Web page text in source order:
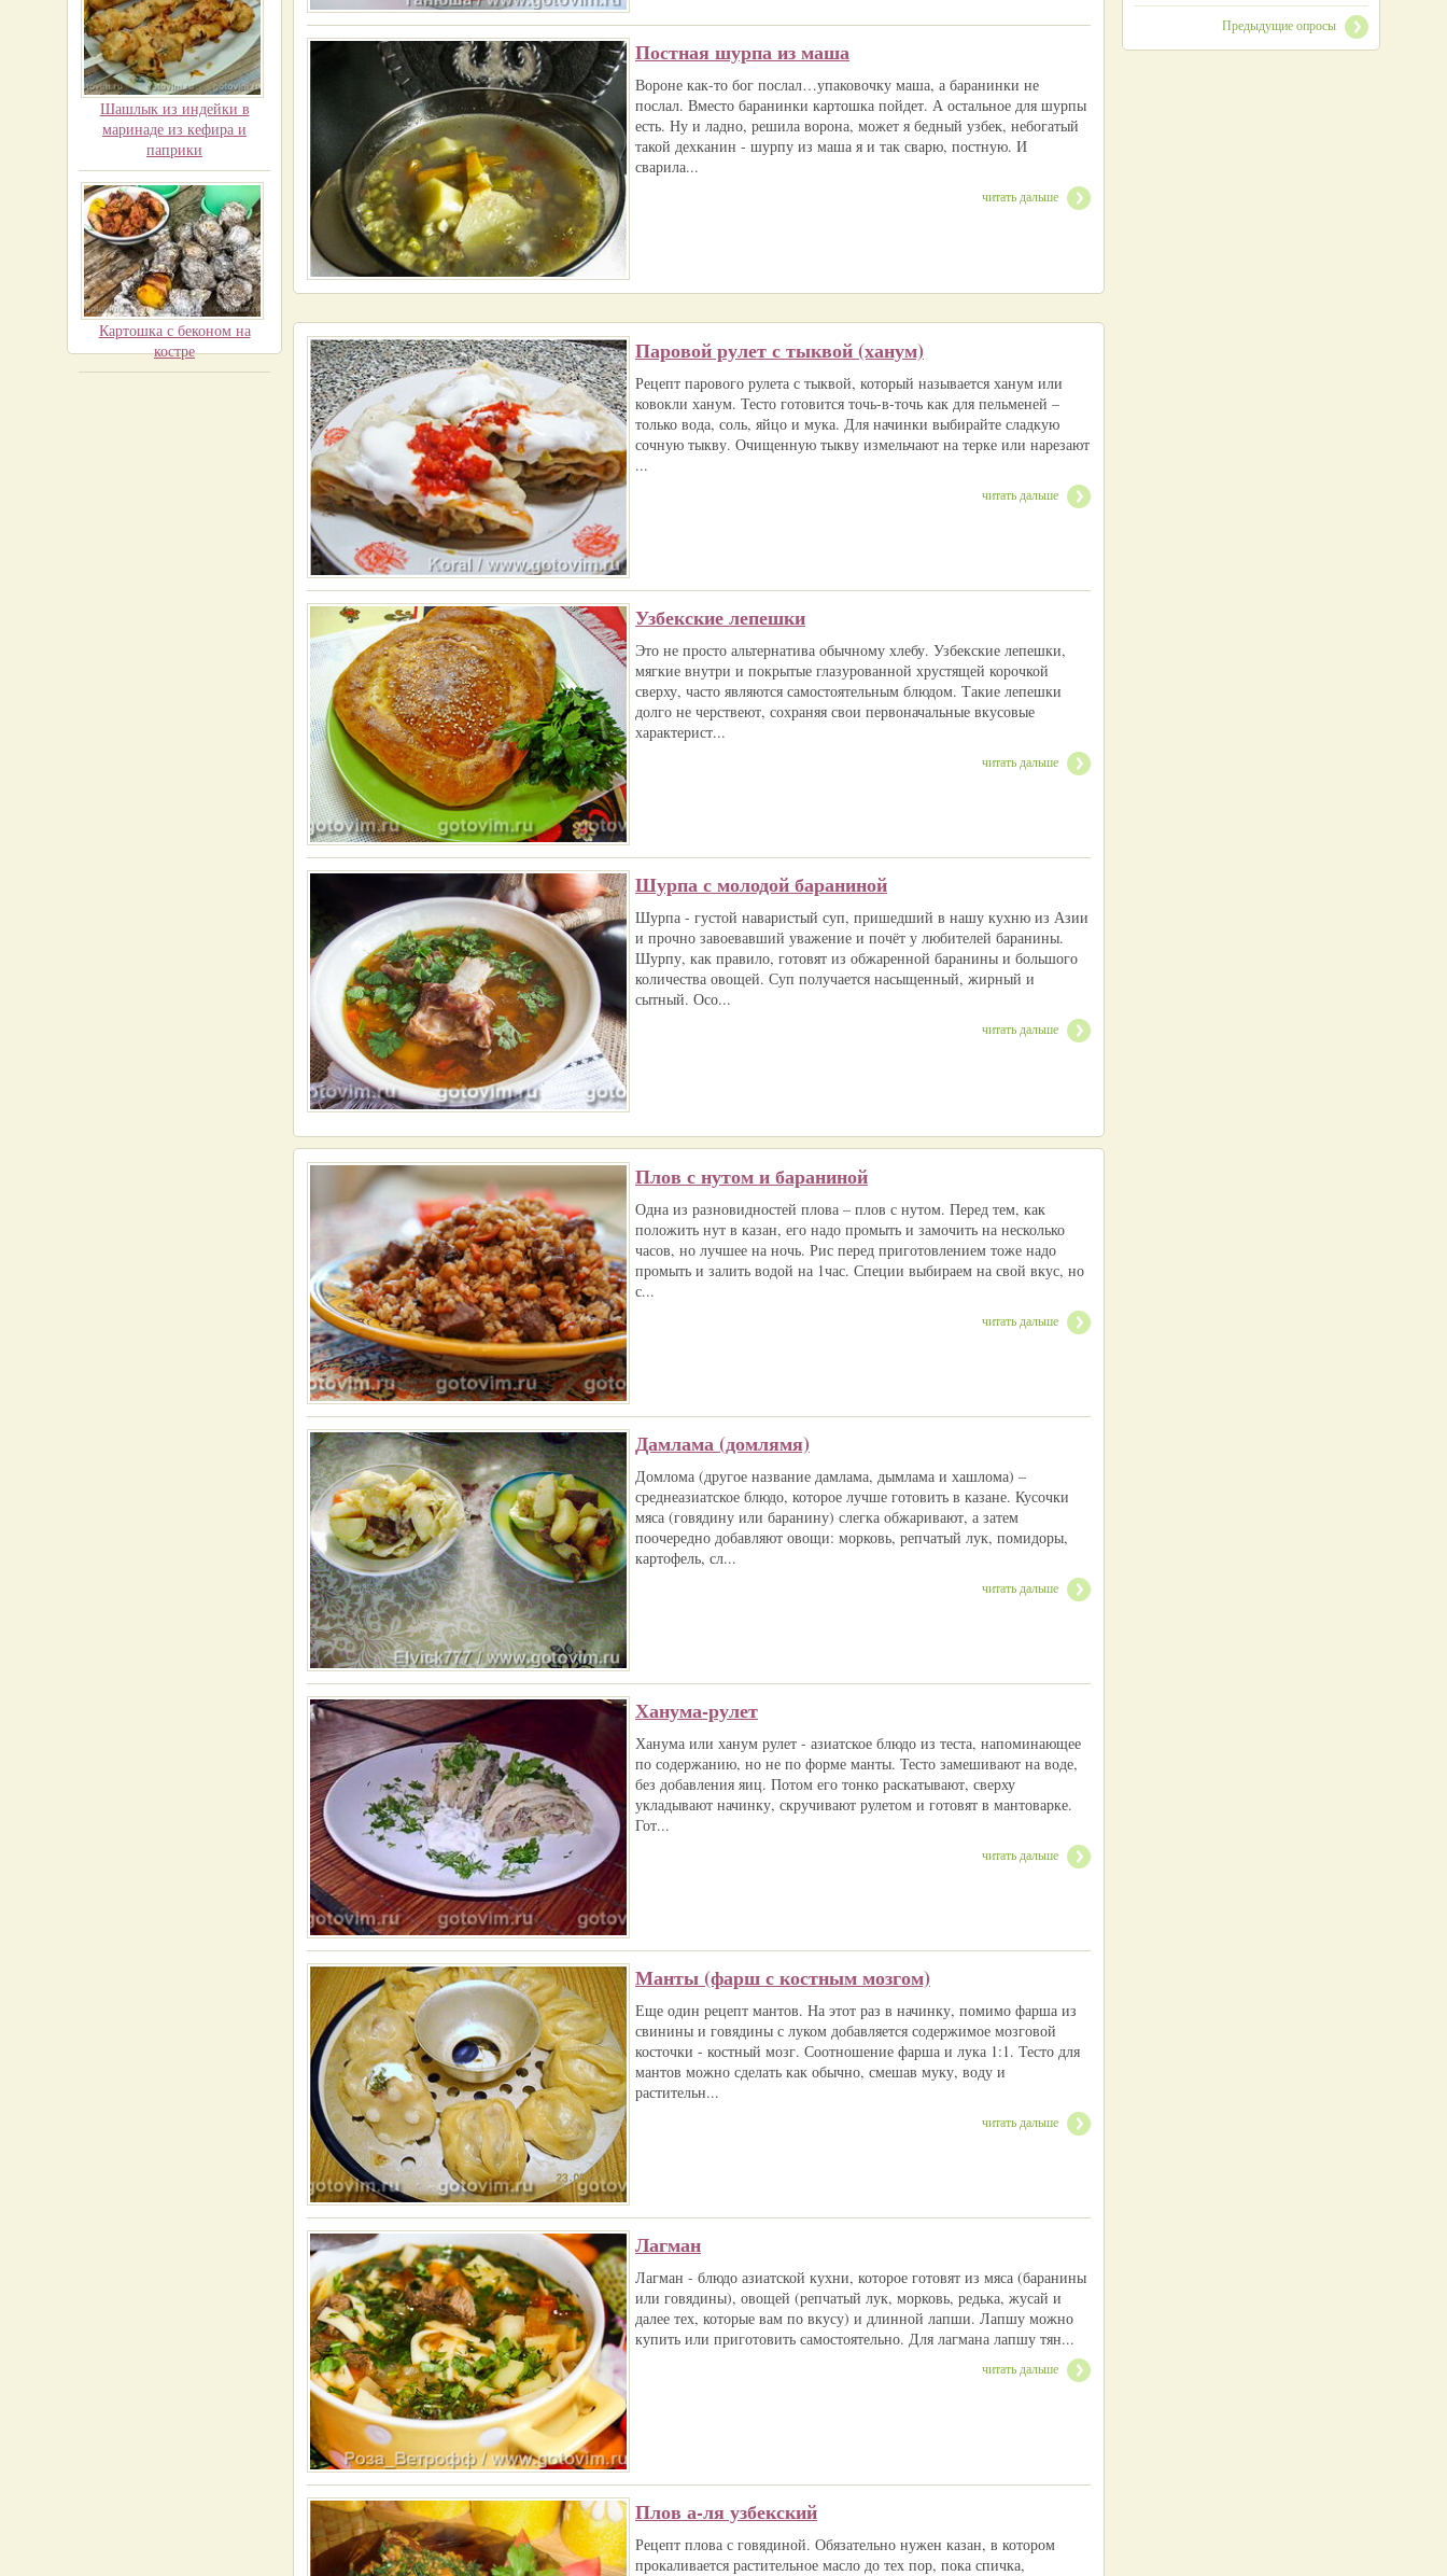
Шашлык из индейки в
маринаде из кефира и
паприки
Картошка с беконом на
костре
Постная шурпа из маша
Вороне как-то бог послал…упаковочку маша, а баранинки не
послал. Вместо баранинки картошка пойдет. А остальное для шурпы
есть. Ну и ладно, решила ворона, может я бедный узбек, небогатый
такой дехканин - шурпу из маша я и так сварю, постную. И
сварила...
читать дальше
Паровой рулет с тыквой (ханум)
Рецепт парового рулета с тыквой, который называется ханум или
ковокли ханум. Тесто готовится точь-в-точь как для пельменей –
только вода, соль, яйцо и мука. Для начинки выбирайте сладкую
сочную тыкву. Очищенную тыкву измельчают на терке или нарезают
...
читать дальше
Узбекские лепешки
Это не просто альтернатива обычному хлебу. Узбекские лепешки,
мягкие внутри и покрытые глазурованной хрустящей корочкой
сверху, часто являются самостоятельным блюдом. Такие лепешки
долго не черствеют, сохраняя свои первоначальные вкусовые
характерист...
читать дальше
Шурпа с молодой бараниной
Шурпа - густой наваристый суп, пришедший в нашу кухню из Азии
и прочно завоевавший уважение и почёт у любителей баранины.
Шурпу, как правило, готовят из обжаренной баранины и большого
количества овощей. Суп получается насыщенный, жирный и
сытный. Осо...
читать дальше
Плов с нутом и бараниной
Одна из разновидностей плова – плов с нутом. Перед тем, как
положить нут в казан, его надо промыть и замочить на несколько
часов, но лучшее на ночь. Рис перед приготовлением тоже надо
промыть и залить водой на 1час. Специи выбираем на свой вкус, но
с...
читать дальше
Дамлама (домлямя)
Домлома (другое название дамлама, дымлама и хашлома) –
среднеазиатское блюдо, которое лучше готовить в казане. Кусочки
мяса (говядину или баранину) слегка обжаривают, а затем
поочередно добавляют овощи: морковь, репчатый лук, помидоры,
картофель, сл...
читать дальше
Ханума-рулет
Ханума или ханум рулет - азиатское блюдо из теста, напоминающее
по содержанию, но не по форме манты. Тесто замешивают на воде,
без добавления яиц. Потом его тонко раскатывают, сверху
укладывают начинку, скручивают рулетом и готовят в мантоварке.
Гот...
читать дальше
Манты (фарш с костным мозгом)
Еще один рецепт мантов. На этот раз в начинку, помимо фарша из
свинины и говядины с луком добавляется содержимое мозговой
косточки - костный мозг. Соотношение фарша и лука 1:1. Тесто для
мантов можно сделать как обычно, смешав муку, воду и
растительн...
читать дальше
Лагман
Лагман - блюдо азиатской кухни, которое готовят из мяса (баранины
или говядины), овощей (репчатый лук, морковь, редька, жусай и
далее тех, которые вам по вкусу) и длинной лапши. Лапшу можно
купить или приготовить самостоятельно. Для лагмана лапшу тян...
читать дальше
Плов а-ля узбекский
Рецепт плова с говядиной. Обязательно нужен казан, в котором
прокаливается растительное масло до тех пор, пока спичка,
Предыдущие опросы